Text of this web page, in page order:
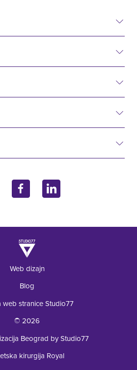
Web dizajn
Blog
web stranice Studio77
© 2026
Beograd by Studio77
kirurgija Royal